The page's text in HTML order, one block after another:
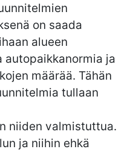
on saada
alueen
autopaikkanormia ja
määrää. Tähän
tullaan
niiden valmistuttua.
ja niihin ehkä